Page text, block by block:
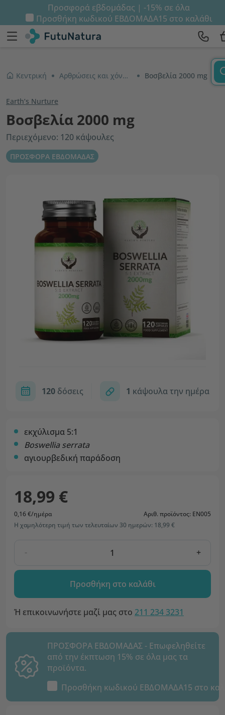
Προσφορά εβδομάδας | -15% σε όλα
Προσθήκη κωδικού ΕΒΔΟΜΑΔΑ15 στο καλάθι
Κεντρική Αρθρώσεις και χόνδροι Βοσβελία 2000 mg
Earth’s Nurture
Βοσβελία 2000 mg
Περιεχόμενο: 120 κάψουλες
ΠΡΟΣΦΟΡΑ ΕΒΔΟΜΑΔΑΣ
120 δόσεις 1 κάψουλα την ημέρα
εκχύλισμα 5:1
Boswellia serrata
αγιουρβεδική παράδοση
18,99 €
0,16 €/ημέρα
Αριθ. προϊόντος: EN005
Η χαμηλότερη τιμή των τελευταίων 30 ημερών: 18,99 €
- +
Προσθήκη στο καλάθι
Ή επικοινωνήστε μαζί μας στο 211 234 3231
ΠΡΟΣΦΟΡΑ ΕΒΔΟΜΑΔΑΣ - Επωφεληθείτε
από την έκπτωση 15% σε όλα μας τα
προϊόντα.
Προσθήκη κωδικού ΕΒΔΟΜΑΔΑ15 στο